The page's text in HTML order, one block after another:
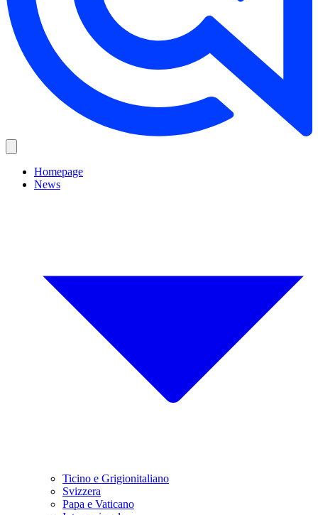
Homepage
News
Ticino e Grigionitaliano
Svizzera
Papa e Vaticano